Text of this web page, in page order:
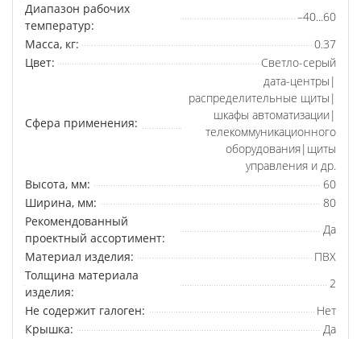
Диапазон рабочих
температур:
–40...60
Масса, кг:
0.37
Цвет:
Светло-серый
Сфера применения:
дата-центры|
распределительные щиты|
шкафы автоматизации|
телекоммуникационного
оборудования|щиты
управления и др.
Высота, мм:
60
Ширина, мм:
80
Рекомендованный
проектный ассортимент:
Да
Материал изделия:
ПВХ
Толщина материала
изделия:
2
Не содержит галоген:
Нет
Крышка:
Да